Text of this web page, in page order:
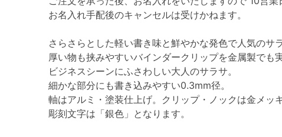
お名入れ手配後のキャンセルは受けかねます。
さらさらとした軽い書き味と鮮やかな発色で人気のサ
厚い物も挟みやすいバインダークリップを金属製でも実
ビジネスシーンにふさわしい大人のサラサ。
細かな部分にも書き込みやすい0.3mm径。
軸はアルミ・塗装仕上げ。クリップ・ノックは金メッキ
彫刻文字は「銀色」となります。